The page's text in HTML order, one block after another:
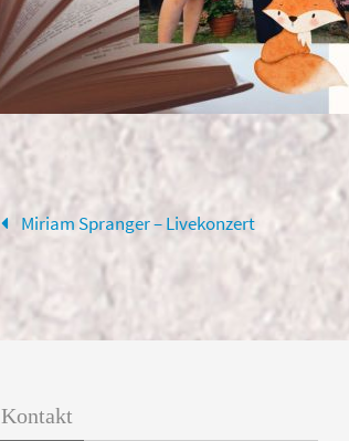
Miriam Spranger – Livekonzert
Kontakt